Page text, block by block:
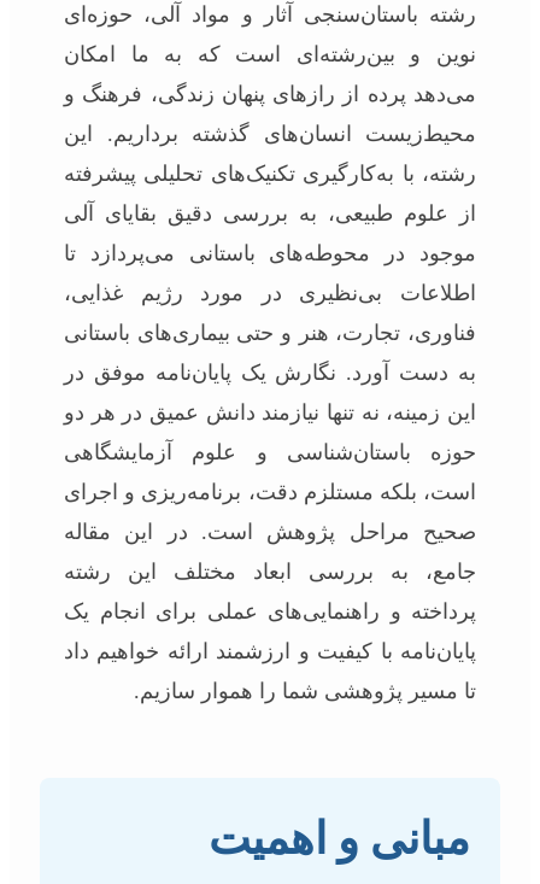
رشته باستان‌سنجی آثار و مواد آلی، حوزه‌ای
نوین و بین‌رشته‌ای است که به ما امکان
می‌دهد پرده از رازهای پنهان زندگی، فرهنگ و
محیط‌زیست انسان‌های گذشته برداریم. این
رشته، با به‌کارگیری تکنیک‌های تحلیلی پیشرفته
از علوم طبیعی، به بررسی دقیق بقایای آلی
موجود در محوطه‌های باستانی می‌پردازد تا
اطلاعات بی‌نظیری در مورد رژیم غذایی،
فناوری، تجارت، هنر و حتی بیماری‌های باستانی
به دست آورد. نگارش یک پایان‌نامه موفق در
این زمینه، نه تنها نیازمند دانش عمیق در هر دو
حوزه باستان‌شناسی و علوم آزمایشگاهی
است، بلکه مستلزم دقت، برنامه‌ریزی و اجرای
صحیح مراحل پژوهش است. در این مقاله
جامع، به بررسی ابعاد مختلف این رشته
پرداخته و راهنمایی‌های عملی برای انجام یک
پایان‌نامه با کیفیت و ارزشمند ارائه خواهیم داد
تا مسیر پژوهشی شما را هموار سازیم.
مبانی و اهمیت